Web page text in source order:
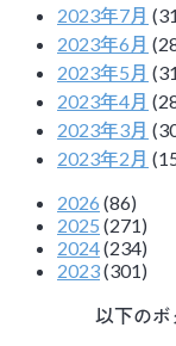
2023年7月
2023年6月
2023年5月
2023年4月
2023年3月
2023年2月
2026 (86)
2025 (271)
2024(234)
2023(301)
以下のボ